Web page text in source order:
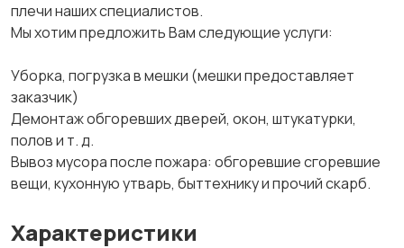
плечи наших специалистов.
Мы хотим предложить Вам следующие услуги:
Уборка, погрузка в мешки (мешки предоставляет
заказчик)
Демонтаж обгоревших дверей, окон, штукатурки,
полов и т. д.
Вывоз мусора после пожара: обгоревшие сгоревшие
вещи, кухонную утварь, быттехнику и прочий скарб.
Характеристики